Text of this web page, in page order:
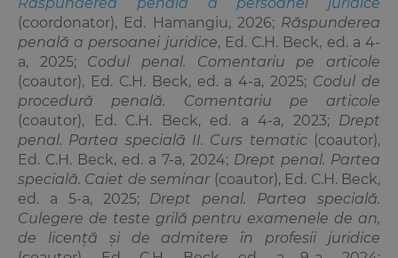
Răspunderea penală a persoanei juridice
(coordonator), Ed. Hamangiu, 2026; Răspunderea
penală a persoanei juridice, Ed. C.H. Beck, ed. a 4-
a, 2025; Codul penal. Comentariu pe articole
(coautor), Ed. C.H. Beck, ed. a 4-a, 2025; Codul de
procedură penală. Comentariu pe articole
(coautor), Ed. C.H. Beck, ed. a 4-a, 2023; Drept
penal. Partea specială II. Curs tematic (coautor),
Ed. C.H. Beck, ed. a 7-a, 2024; Drept penal. Partea
specială. Caiet de seminar(coautor), Ed. C.H. Beck,
ed. a 5-a, 2025; Drept penal. Partea specială.
Culegere de teste grilă pentru examenele de an,
de licență și de admitere în profesii juridice